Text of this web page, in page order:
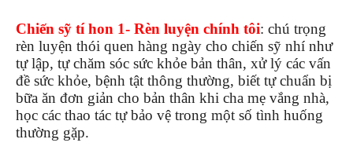
Chiến sỹ tí hon 1- Rèn luyện chính tôi: chú trọng
rèn luyện thói quen hàng ngày cho chiến sỹ nhí như
tự lập, tự chăm sóc sức khỏe bản thân, xử lý các vấn
đề sức khỏe, bệnh tật thông thường, biết tự chuẩn bị
bữa ăn đơn giản cho bản thân khi cha mẹ vắng nhà,
học các thao tác tự bảo vệ trong một số tình huống
thường gặp.